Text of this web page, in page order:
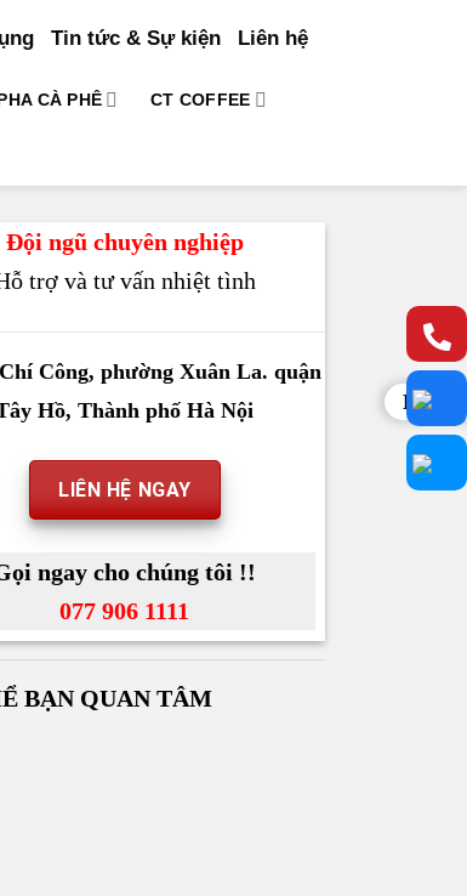
Tin tức & Sự kiện Liên hệ
CÀ PHÊ CT COFFEE
Đội ngũ chuyên nghiệp
trợ và tư vấn nhiệt tình
Công, phường Xuân La. quận
Hồ, Thành phố Hà Nội
LIÊN HỆ NGAY
ngay cho chúng tôi !!
077 906 1111
BẠN QUAN TÂM
Liên